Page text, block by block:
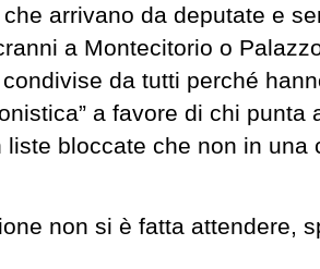
arrivano da deputate e
a Montecitorio o
da tutti perché
a favore di chi punta
liste bloccate che non in una
non si è fatta attendere,